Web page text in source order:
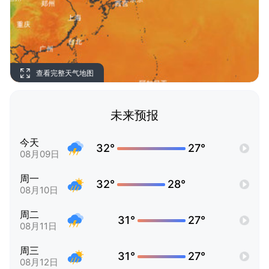
查看完整天气地图
未来预报
今天
08月09日 32° 27°
周一
08月10日 32° 28°
周二
08月11日 31° 27°
周三
08月12日 31° 27°